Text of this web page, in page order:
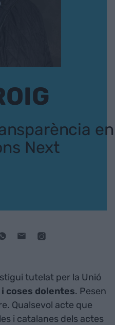
en
Next
tutelat per la Unió
coses dolentes. Pesen
Qualsevol acte que
i catalanes dels actes